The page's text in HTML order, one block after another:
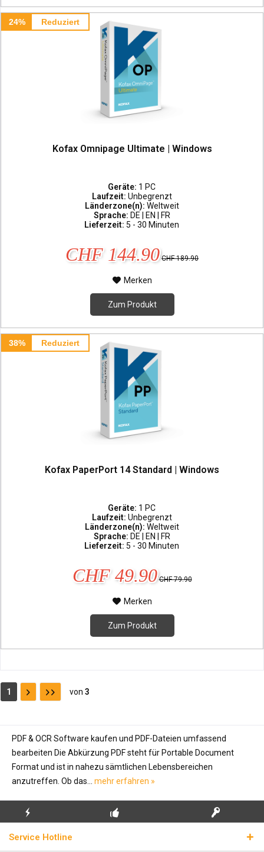
24% Reduziert
Kofax Omnipage Ultimate | Windows
Geräte: 1 PC
Laufzeit: Unbegrenzt
Länderzone(n): Weltweit
Sprache: DE | EN | FR
Lieferzeit: 5 - 30 Minuten
CHF 144.90 CHF 189.90
Merken
Zum Produkt
38% Reduziert
Kofax PaperPort 14 Standard | Windows
Geräte: 1 PC
Laufzeit: Unbegrenzt
Länderzone(n): Weltweit
Sprache: DE | EN | FR
Lieferzeit: 5 - 30 Minuten
CHF 49.90 CHF 79.90
Merken
Zum Produkt
1 von 3
PDF & OCR Software kaufen und PDF-Dateien umfassend
bearbeiten Die Abkürzung PDF steht für Portable Document
Format und ist in nahezu sämtlichen Lebensbereichen
anzutreffen. Ob das... mehr erfahren »
BLITZVERSAND
LIZENZSCHLÜSSEL
Service Hotline